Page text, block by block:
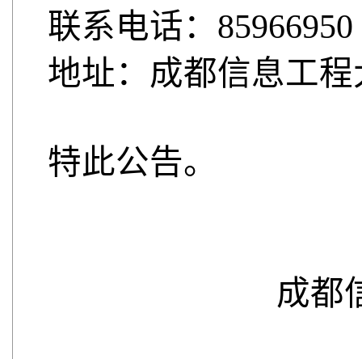
联系电话：85966950
地址：成都信息工
特此公告。
成都